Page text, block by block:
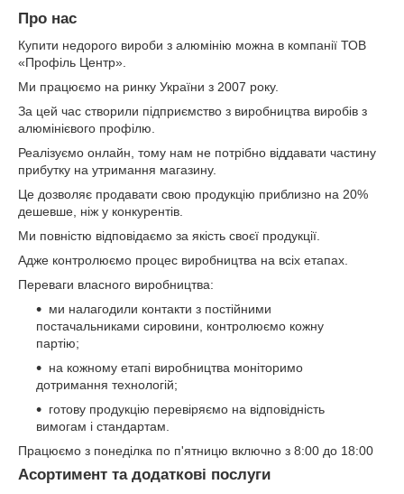
Про нас
Купити недорого вироби з алюмінію можна в компанії ТОВ
«Профіль Центр».
Ми працюємо на ринку України з 2007 року.
За цей час створили підприємство з виробництва виробів з
алюмінієвого профілю.
Реалізуємо онлайн, тому нам не потрібно віддавати частину
прибутку на утримання магазину.
Це дозволяє продавати свою продукцію приблизно на 20%
дешевше, ніж у конкурентів.
Ми повністю відповідаємо за якість своєї продукції.
Адже контролюємо процес виробництва на всіх етапах.
Переваги власного виробництва:
ми налагодили контакти з постійними
постачальниками сировини, контролюємо кожну
партію;
на кожному етапі виробництва моніторимо
дотримання технологій;
готову продукцію перевіряємо на відповідність
вимогам і стандартам.
Працюємо з понеділка по п'ятницю включно з 8:00 до 18:00
Асортимент та додаткові послуги